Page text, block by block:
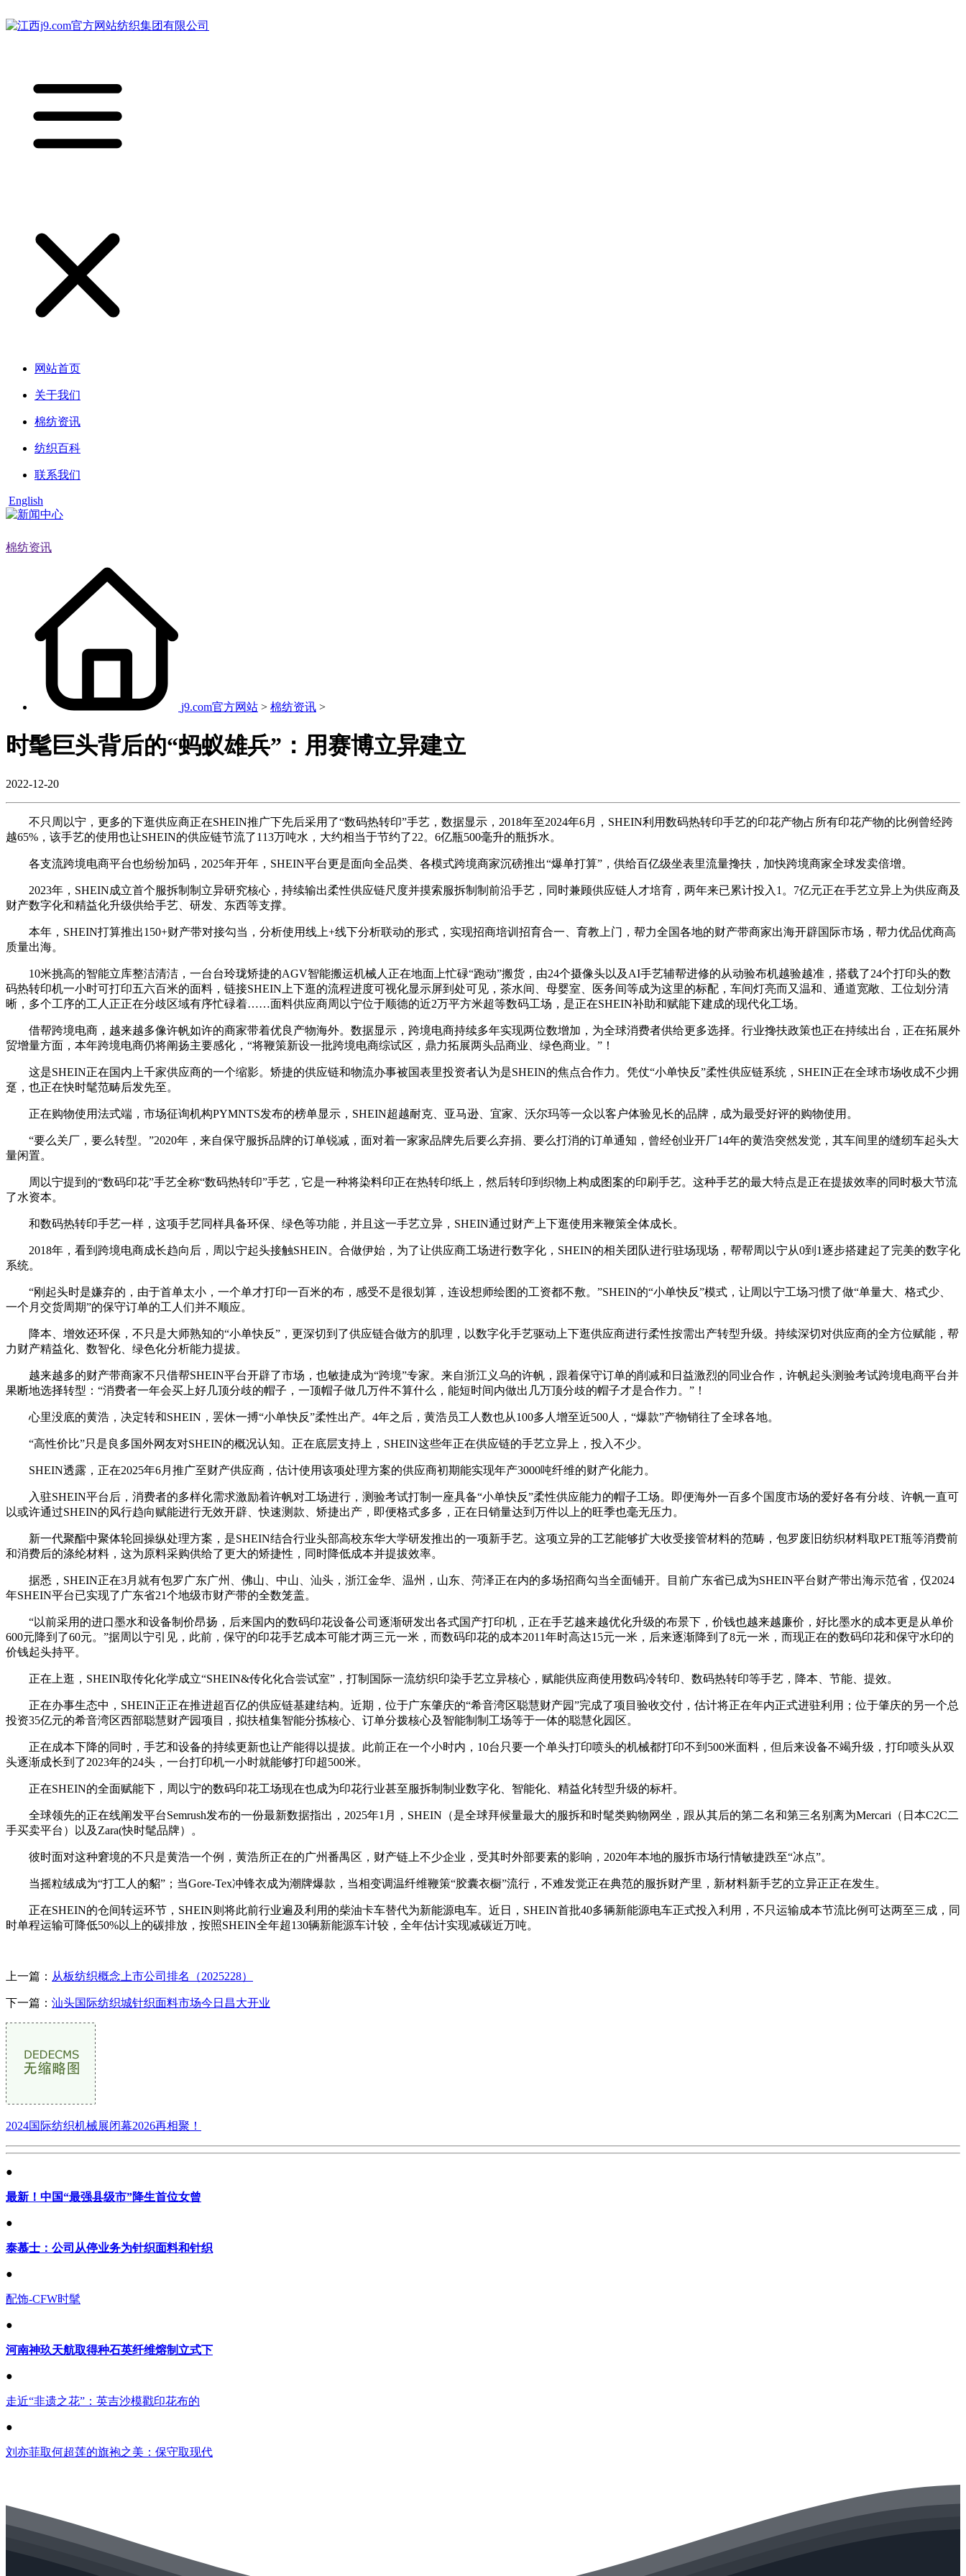
网站首页
关于我们
棉纺资讯
纺织百科
联系我们
English
棉纺资讯
j9.com官方网站 > 棉纺资讯 >
时髦巨头背后的“蚂蚁雄兵”：用赛博立异建立
2022-12-20
不只周以宁，更多的下逛供应商正在SHEIN推广下先后采用了“数码热转印”手艺，数据显示，2018年至2024年6月，SHEIN利用数码热转印手艺的印花产物占所有印花产物的比例曾经跨
越65%，该手艺的使用也让SHEIN的供应链节流了113万吨水，大约相当于节约了22。6亿瓶500毫升的瓶拆水。
各支流跨境电商平台也纷纷加码，2025年开年，SHEIN平台更是面向全品类、各模式跨境商家沉磅推出“爆单打算”，供给百亿级坐表里流量搀扶，加快跨境商家全球发卖倍增。
2023年，SHEIN成立首个服拆制制立异研究核心，持续输出柔性供应链尺度并摸索服拆制制前沿手艺，同时兼顾供应链人才培育，两年来已累计投入1。7亿元正在手艺立异上为供应商及
财产数字化和精益化升级供给手艺、研发、东西等支撑。
本年，SHEIN打算推出150+财产带对接勾当，分析使用线上+线下分析联动的形式，实现招商培训招育合一、育教上门，帮力全国各地的财产带商家出海开辟国际市场，帮力优品优商高
质量出海。
10米挑高的智能立库整洁清洁，一台台玲珑矫捷的AGV智能搬运机械人正在地面上忙碌“跑动”搬货，由24个摄像头以及AI手艺辅帮进修的从动验布机越验越准，搭载了24个打印头的数
码热转印机一小时可打印五六百米的面料，链接SHEIN上下逛的流程进度可视化显示屏到处可见，茶水间、母婴室、医务间等成为这里的标配，车间灯亮而又温和、通道宽敞、工位划分清
晰，多个工序的工人正正在分歧区域有序忙碌着……面料供应商周以宁位于顺德的近2万平方米超等数码工场，是正在SHEIN补助和赋能下建成的现代化工场。
借帮跨境电商，越来越多像许帆如许的商家带着优良产物海外。数据显示，跨境电商持续多年实现两位数增加，为全球消费者供给更多选择。行业搀扶政策也正在持续出台，正在拓展外
贸增量方面，本年跨境电商仍将阐扬主要感化，“将鞭策新设一批跨境电商综试区，鼎力拓展两头品商业、绿色商业。”！
这是SHEIN正在国内上千家供应商的一个缩影。矫捷的供应链和物流办事被国表里投资者认为是SHEIN的焦点合作力。凭仗“小单快反”柔性供应链系统，SHEIN正在全球市场收成不少拥
趸，也正在快时髦范畴后发先至。
正在购物使用法式端，市场征询机构PYMNTS发布的榜单显示，SHEIN超越耐克、亚马逊、宜家、沃尔玛等一众以客户体验见长的品牌，成为最受好评的购物使用。
“要么关厂，要么转型。”2020年，来自保守服拆品牌的订单锐减，面对着一家家品牌先后要么弃捐、要么打消的订单通知，曾经创业开厂14年的黄浩突然发觉，其车间里的缝纫车起头大
量闲置。
周以宁提到的“数码印花”手艺全称“数码热转印”手艺，它是一种将染料印正在热转印纸上，然后转印到织物上构成图案的印刷手艺。这种手艺的最大特点是正在提拔效率的同时极大节流
了水资本。
和数码热转印手艺一样，这项手艺同样具备环保、绿色等功能，并且这一手艺立异，SHEIN通过财产上下逛使用来鞭策全体成长。
2018年，看到跨境电商成长趋向后，周以宁起头接触SHEIN。合做伊始，为了让供应商工场进行数字化，SHEIN的相关团队进行驻场现场，帮帮周以宁从0到1逐步搭建起了完美的数字化
系统。
“刚起头时是嫌弃的，由于首单太小，一个单才打印一百米的布，感受不是很划算，连设想师绘图的工资都不敷。”SHEIN的“小单快反”模式，让周以宁工场习惯了做“单量大、格式少、
一个月交货周期”的保守订单的工人们并不顺应。
降本、增效还环保，不只是大师熟知的“小单快反”，更深切到了供应链合做方的肌理，以数字化手艺驱动上下逛供应商进行柔性按需出产转型升级。持续深切对供应商的全方位赋能，帮
力财产精益化、数智化、绿色化分析能力提拔。
越来越多的财产带商家不只借帮SHEIN平台开辟了市场，也敏捷成为“跨境”专家。来自浙江义乌的许帆，跟着保守订单的削减和日益激烈的同业合作，许帆起头测验考试跨境电商平台并
果断地选择转型：“消费者一年会买上好几顶分歧的帽子，一顶帽子做几万件不算什么，能短时间内做出几万顶分歧的帽子才是合作力。”！
心里没底的黄浩，决定转和SHEIN，罢休一搏“小单快反”柔性出产。4年之后，黄浩员工人数也从100多人增至近500人，“爆款”产物销往了全球各地。
“高性价比”只是良多国外网友对SHEIN的概况认知。正在底层支持上，SHEIN这些年正在供应链的手艺立异上，投入不少。
SHEIN透露，正在2025年6月推广至财产供应商，估计使用该项处理方案的供应商初期能实现年产3000吨纤维的财产化能力。
入驻SHEIN平台后，消费者的多样化需求激励着许帆对工场进行，测验考试打制一座具备“小单快反”柔性供应能力的帽子工场。即便海外一百多个国度市场的爱好各有分歧、许帆一直可
以或许通过SHEIN的风行趋向赋能进行无效开辟、快速测款、矫捷出产，即便格式多多，正在日销量达到万件以上的旺季也毫无压力。
新一代聚酯中聚体轮回操纵处理方案，是SHEIN结合行业头部高校东华大学研发推出的一项新手艺。这项立异的工艺能够扩大收受接管材料的范畴，包罗废旧纺织材料取PET瓶等消费前
和消费后的涤纶材料，这为原料采购供给了更大的矫捷性，同时降低成本并提拔效率。
据悉，SHEIN正在3月就有包罗广东广州、佛山、中山、汕头，浙江金华、温州，山东、菏泽正在内的多场招商勾当全面铺开。目前广东省已成为SHEIN平台财产带出海示范省，仅2024
年SHEIN平台已实现了广东省21个地级市财产带的全数笼盖。
“以前采用的进口墨水和设备制价昂扬，后来国内的数码印花设备公司逐渐研发出各式国产打印机，正在手艺越来越优化升级的布景下，价钱也越来越廉价，好比墨水的成本更是从单价
600元降到了60元。”据周以宁引见，此前，保守的印花手艺成本可能才两三元一米，而数码印花的成本2011年时高达15元一米，后来逐渐降到了8元一米，而现正在的数码印花和保守水印的
价钱起头持平。
正在上逛，SHEIN取传化化学成立“SHEIN&传化化合尝试室”，打制国际一流纺织印染手艺立异核心，赋能供应商使用数码冷转印、数码热转印等手艺，降本、节能、提效。
正在办事生态中，SHEIN正正在推进超百亿的供应链基建结构。近期，位于广东肇庆的“希音湾区聪慧财产园”完成了项目验收交付，估计将正在年内正式进驻利用；位于肇庆的另一个总
投资35亿元的希音湾区西部聪慧财产园项目，拟扶植集智能分拣核心、订单分拨核心及智能制制工场等于一体的聪慧化园区。
正在成本下降的同时，手艺和设备的持续更新也让产能得以提拔。此前正在一个小时内，10台只要一个单头打印喷头的机械都打印不到500米面料，但后来设备不竭升级，打印喷头从双
头逐渐成长到了2023年的24头，一台打印机一小时就能够打印超500米。
正在SHEIN的全面赋能下，周以宁的数码印花工场现在也成为印花行业甚至服拆制制业数字化、智能化、精益化转型升级的标杆。
全球领先的正在线阐发平台Semrush发布的一份最新数据指出，2025年1月，SHEIN（是全球拜候量最大的服拆和时髦类购物网坐，跟从其后的第二名和第三名别离为Mercari（日本C2C二
手买卖平台）以及Zara(快时髦品牌）。
彼时面对这种窘境的不只是黄浩一个例，黄浩所正在的广州番禺区，财产链上不少企业，受其时外部要素的影响，2020年本地的服拆市场行情敏捷跌至“冰点”。
当摇粒绒成为“打工人的貂”；当Gore-Tex冲锋衣成为潮牌爆款，当相变调温纤维鞭策“胶囊衣橱”流行，不难发觉正在典范的服拆财产里，新材料新手艺的立异正正在发生。
正在SHEIN的仓间转运环节，SHEIN则将此前行业遍及利用的柴油卡车替代为新能源电车。近日，SHEIN首批40多辆新能源电车正式投入利用，不只运输成本节流比例可达两至三成，同
时单程运输可降低50%以上的碳排放，按照SHEIN全年超130辆新能源车计较，全年估计实现减碳近万吨。
上一篇： 从板纺织概念上市公司排名（2025228）
下一篇： 汕头国际纺织城针织面料市场今日昌大开业
2024国际纺织机械展闭幕2026再相聚！
●
最新！中国“最强县级市”降生首位女曾
●
泰慕士：公司从停业务为针织面料和针织
●
配饰-CFW时髦
●
河南神玖天航取得种石英纤维熔制立式下
●
走近“非遗之花”：英吉沙模戳印花布的
●
刘亦菲取何超莲的旗袍之美：保守取现代